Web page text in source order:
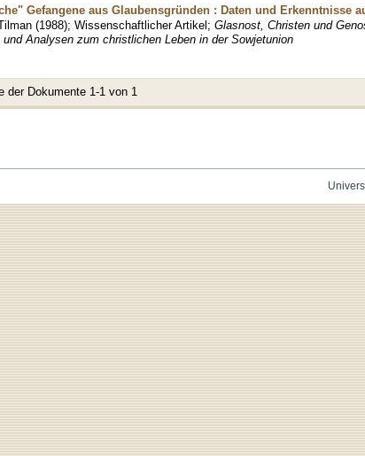
Gefangene aus Glaubensgründen : Daten und Erkenntnisse
(1988); Wissenschaftlicher Artikel; Glasnost, Christen und
und Analysen zum christlichen Leben in der Sowjetunion
der Dokumente 1-1 von 1